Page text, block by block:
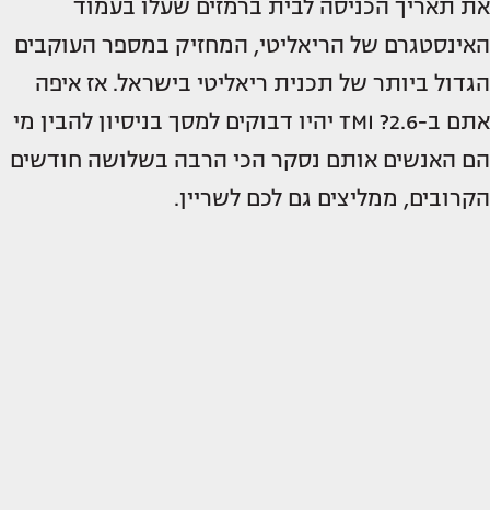
את תאריך הכניסה לבית ברמזים שעלו בעמוד
האינסטגרם של הריאליטי, המחזיק במספר העוקבים
הגדול ביותר של תכנית ריאליטי בישראל. אז איפה
אתם ב-2.6? TMI יהיו דבוקים למסך בניסיון להבין מי
הם האנשים אותם נסקר הכי הרבה בשלושה חודשים
הקרובים, ממליצים גם לכם לשריין.